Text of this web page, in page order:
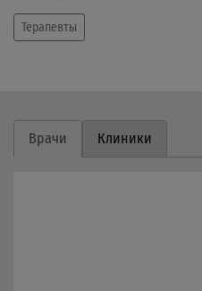
Терапевты
Врачи Клиники